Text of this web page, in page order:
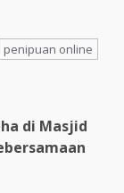
penipuan online
di Masjid